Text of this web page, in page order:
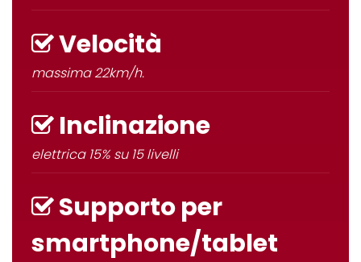
Velocità
massima22km/h.
Inclinazione
elettrica 15% su 15 livelli
Supporto per
smartphone/tablet